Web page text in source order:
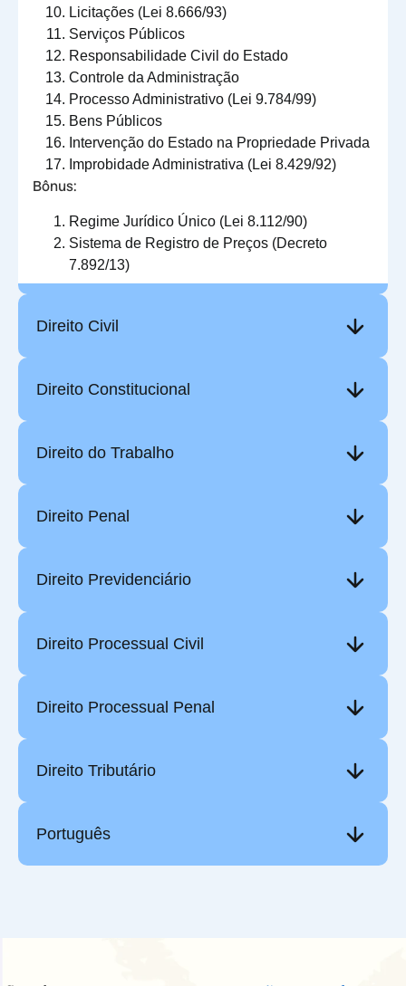
Licitações (Lei 8.666/93)
Serviços Públicos
Responsabilidade Civil do Estado
Controle da Administração
Processo Administrativo (Lei 9.784/99)
Bens Públicos
Intervenção do Estado na Propriedade Privada
Improbidade Administrativa (Lei 8.429/92)
Bônus:
Regime Jurídico Único (Lei 8.112/90)
Sistema de Registro de Preços (Decreto
7.892/13)
Direito Civil
Direito Constitucional
Direito do Trabalho
Direito Penal
Direito Previdenciário
Direito Processual Civil
Direito Processual Penal
Direito Tributário
Português